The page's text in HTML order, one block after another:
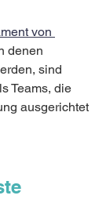
von
denen
sind
Teams, die
ausgerichtet